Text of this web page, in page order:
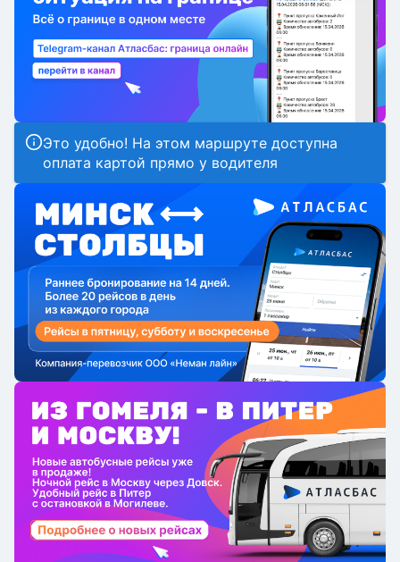
Это удобно! На этом маршруте доступна
оплата картой прямо у водителя